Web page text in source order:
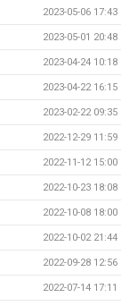
2023-05-06 17:43
2023-05-01 20:48
2023-04-24 10:18
2023-04-22 16:15
2023-02-22 09:35
2022-12-29 11:59
2022-11-12 15:00
2022-10-23 18:08
2022-10-08 18:00
2022-10-02 21:44
2022-09-28 12:56
2022-07-14 17:11